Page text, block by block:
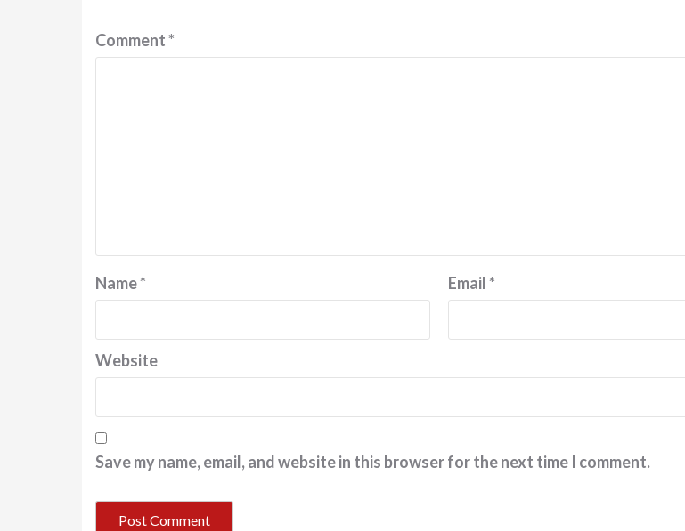
Comment*
Name* Email*
Website
Save my name, email, and website in this browser for the next time I comment.